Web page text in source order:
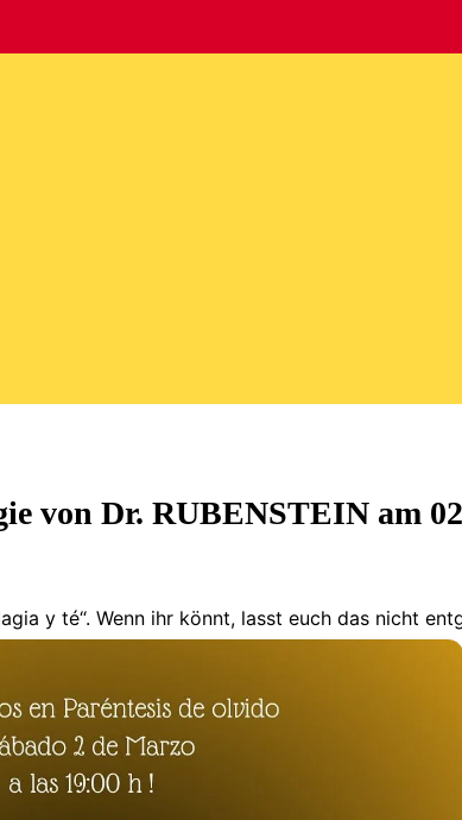
von Dr. RUBENSTEIN am
y té“. Wenn ihr könnt, lasst euch das nicht